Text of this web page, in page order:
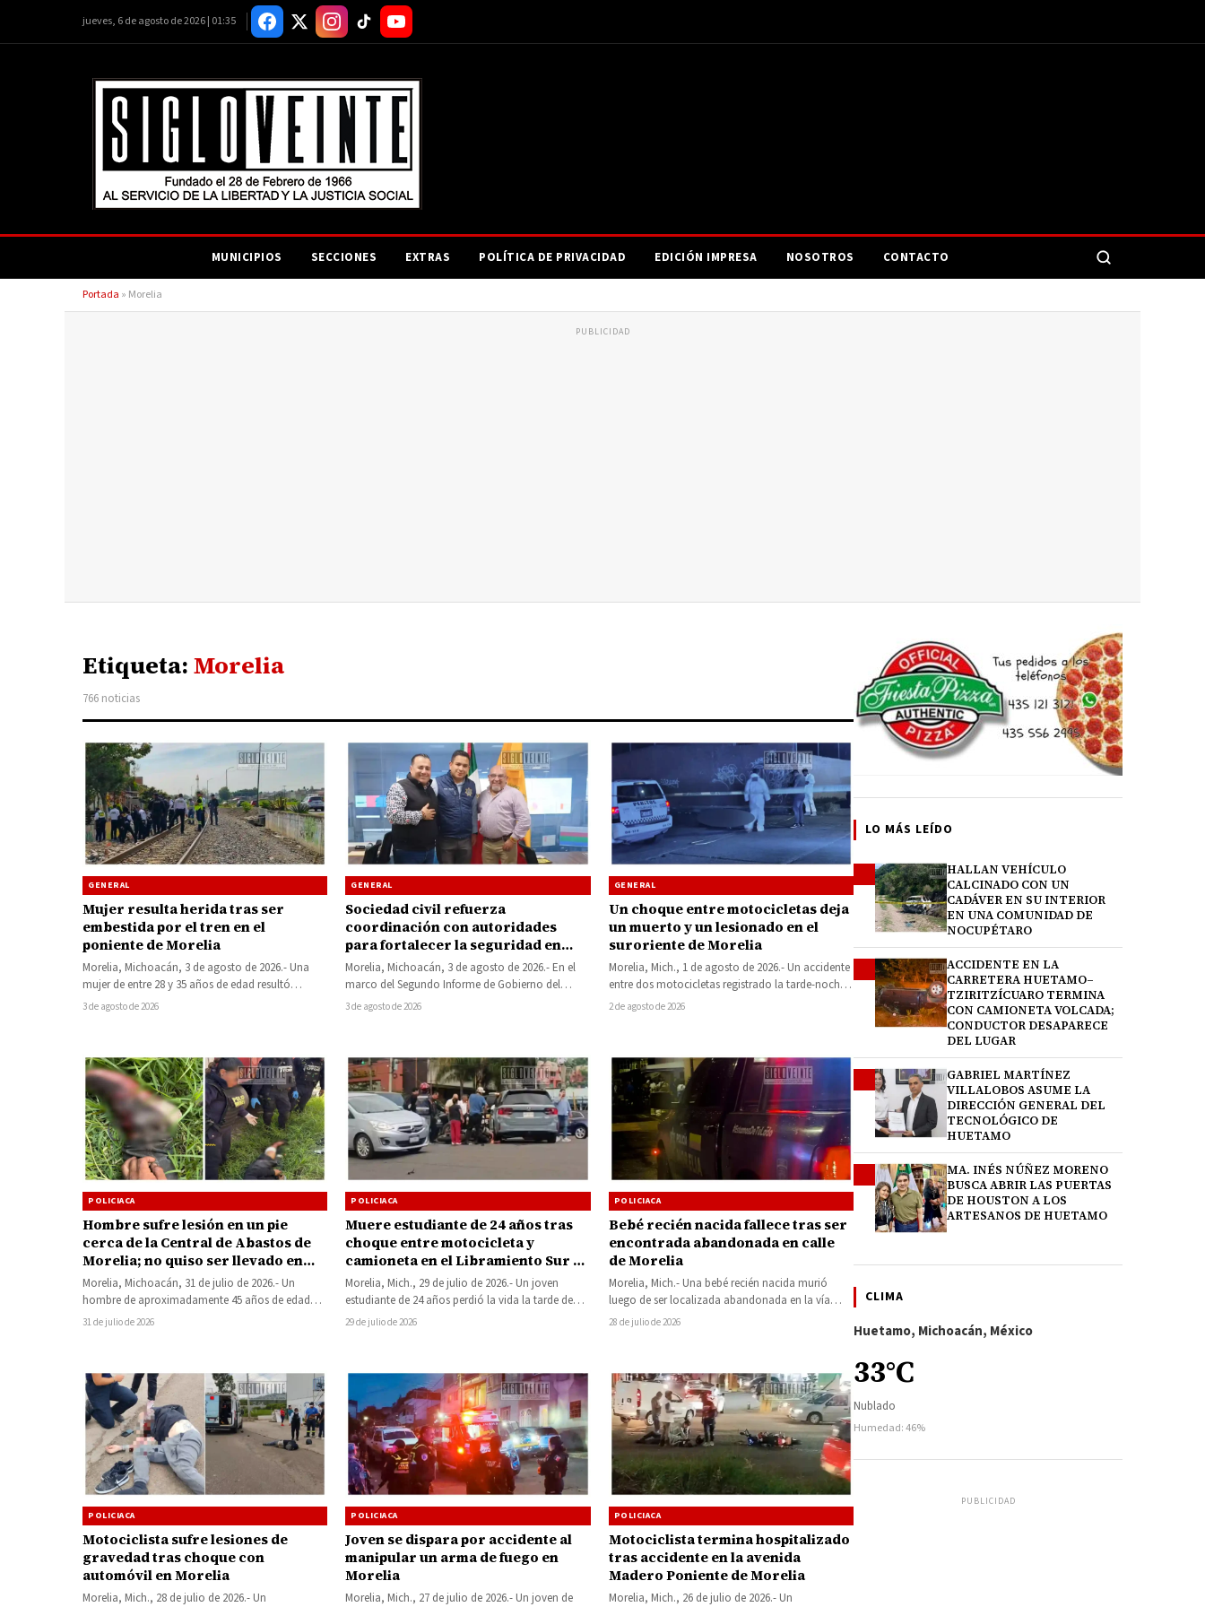
jueves, 6 de agosto de 2026 | 01:35
MUNICIPIOS SECCIONES EXTRAS POLÍTICA DE PRIVACIDAD EDICIÓN IMPRESA NOSOTROS CONTACTO
Portada » Morelia
PUBLICIDAD
Etiqueta:Morelia
766 noticias
GENERAL
Mujer resulta herida tras ser
embestida por el tren en el
poniente de Morelia
Morelia, Michoacán, 3 de agosto de 2026.- Una
mujer de entre 28 y 35 años de edad resultó
lesionada la…
3 de agosto de 2026
GENERAL
Sociedad civil refuerza
coordinación con autoridades
para fortalecer la seguridad en
Morelia
Morelia, Michoacán, 3 de agosto de 2026.- En el
marco del Segundo Informe de Gobierno del
alcalde Alfonso Martínez Alcázar,…
3 de agosto de 2026
GENERAL
Un choque entre motocicletas deja
un muerto y un lesionado en el
suroriente de Morelia
Morelia, Mich., 1 de agosto de 2026.- Un accidente
entre dos motocicletas registrado la tarde-noche
de este sábado en la…
2 de agosto de 2026
POLICIACA
Hombre sufre lesión en un pie
cerca de la Central de Abastos de
Morelia; no quiso ser llevado en
ambulancia
Morelia, Michoacán, 31 de julio de 2026.- Un
hombre de aproximadamente 45 años de edad
resultó lesionado en el pie…
31 de julio de 2026
POLICIACA
Muere estudiante de 24 años tras
choque entre motocicleta y
camioneta en el Libramiento Sur de
Morelia
Morelia, Mich., 29 de julio de 2026.- Un joven
estudiante de 24 años perdió la vida la tarde de
este…
29 de julio de 2026
POLICIACA
Bebé recién nacida fallece tras ser
encontrada abandonada en calle
de Morelia
Morelia, Mich.- Una bebé recién nacida murió
luego de ser localizada abandonada en la vía
pública de la colonia Ciudad…
28 de julio de 2026
POLICIACA
Motociclista sufre lesiones de
gravedad tras choque con
automóvil en Morelia
Morelia, Mich., 28 de julio de 2026.- Un
POLICIACA
Joven se dispara por accidente al
manipular un arma de fuego en
Morelia
Morelia, Mich., 27 de julio de 2026.- Un joven de
POLICIACA
Motociclista termina hospitalizado
tras accidente en la avenida
Madero Poniente de Morelia
Morelia, Mich., 26 de julio de 2026.- Un
LO MÁS LEÍDO
HALLAN VEHÍCULO
CALCINADO CON UN
CADÁVER EN SU INTERIOR
EN UNA COMUNIDAD DE
NOCUPÉTARO
ACCIDENTE EN LA
CARRETERA HUETAMO–
TZIRITZÍCUARO TERMINA
CON CAMIONETA VOLCADA;
CONDUCTOR DESAPARECE
DEL LUGAR
GABRIEL MARTÍNEZ
VILLALOBOS ASUME LA
DIRECCIÓN GENERAL DEL
TECNOLÓGICO DE
HUETAMO
MA. INÉS NÚÑEZ MORENO
BUSCA ABRIR LAS PUERTAS
DE HOUSTON A LOS
ARTESANOS DE HUETAMO
CLIMA
Huetamo, Michoacán, México
33°C
Nublado
Humedad: 46%
PUBLICIDAD